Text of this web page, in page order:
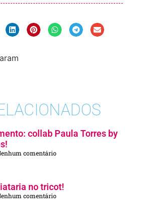
collab Paula Torres by
comentário
no tricot!
comentário